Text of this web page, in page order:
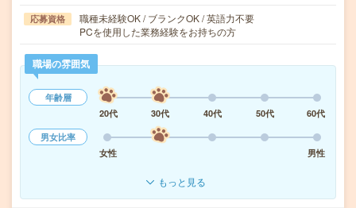
応募資格
職種未経験OK / ブランクOK / 英語力不要
PCを使用した業務経験をお持ちの方
職場の雰囲気
年齢層
20代
30代 40代 50代
60代
男女比率
女性
男性
もっと見る